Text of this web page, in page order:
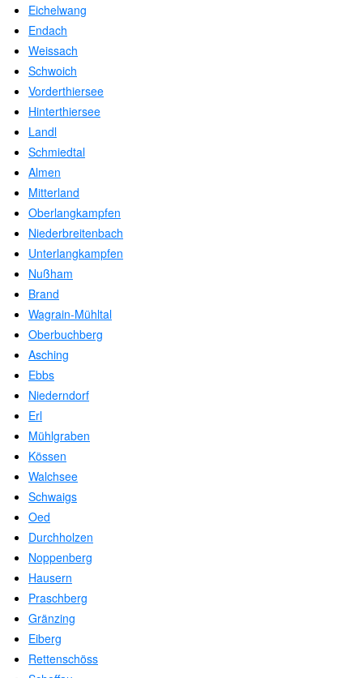
Eichelwang
Endach
Weissach
Schwoich
Vorderthiersee
Hinterthiersee
Landl
Schmiedtal
Almen
Mitterland
Oberlangkampfen
Niederbreitenbach
Unterlangkampfen
Nußham
Brand
Wagrain-Mühltal
Oberbuchberg
Asching
Ebbs
Niederndorf
Erl
Mühlgraben
Kössen
Walchsee
Schwaigs
Oed
Durchholzen
Noppenberg
Hausern
Praschberg
Gränzing
Eiberg
Rettenschöss